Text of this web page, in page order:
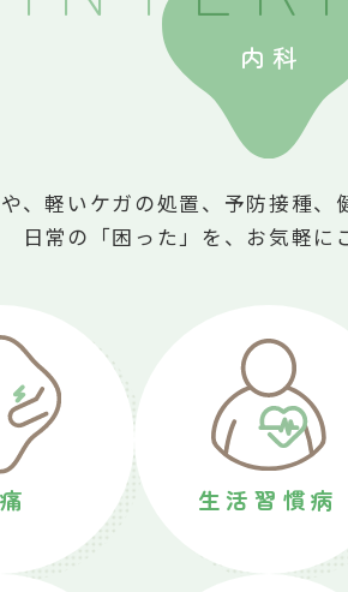
内科
、軽いケガの処置、予防接種、
日常の「困った」を、お気軽に
生活習慣病